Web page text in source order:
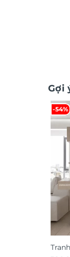
Gợi
-54%